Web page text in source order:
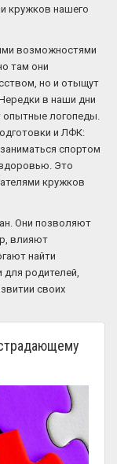
кружков нашего
возможностями
там они
но и отыщут
в наши дни
опытные логопеды.
и ЛФК:
спортом
здоровью. Это
кружков
Они позволяют
влияют
найти
родителей,
своих